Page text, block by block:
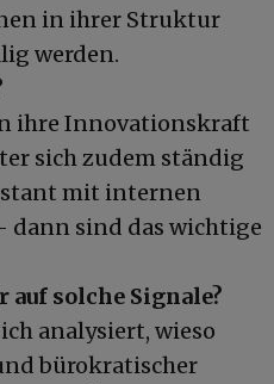
in ihrer Struktur
werden.
ihre Innovationskraft
sich zudem ständig
mit internen
dann sind das wichtige
auf solche Signale?
analysiert, wieso
bürokratischer